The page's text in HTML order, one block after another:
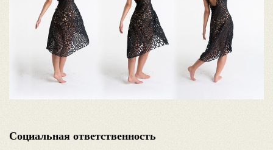
Социальная ответственность